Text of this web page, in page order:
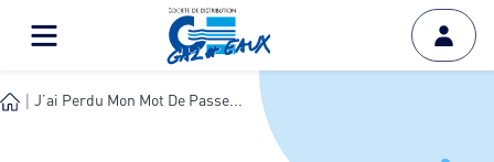
J’ai Perdu Mon Mot De Passe...